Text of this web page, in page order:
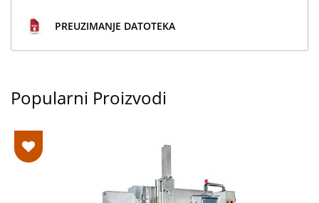
PREUZIMANJE DATOTEKA
Popularni Proizvodi